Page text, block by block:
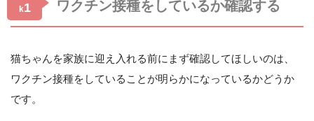
k1 ワクチン接種をしているか確認する
猫ちゃんを家族に迎え入れる前にまず確認してほしいのは、
ワクチン接種をしていることが明らかになっているかどうか
です。